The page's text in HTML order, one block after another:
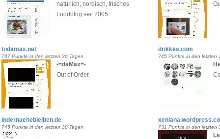
natürlich, nordisch, frisches
Foodblog seit 2005
todamax.net
747 Punkte in den letzten 30 Tagen
-=daMax=-
Out of Order.
drikkes.com
745 Punkte in den letzten
indernaehebleiben.de
745 Punkte in den letzten 30 Tagen 731 Punkte in den letzten